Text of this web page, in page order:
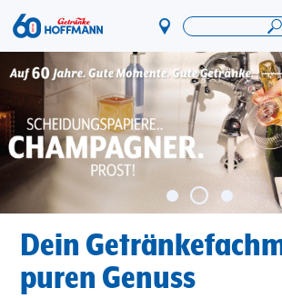
Direkt
zum
Inhalt
Startseite Getränke Hoffmann
Dein
puren Genuss